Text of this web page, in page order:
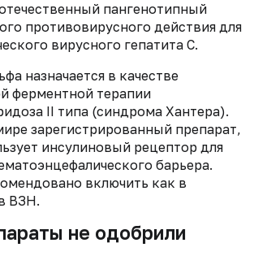
пангенотипный
противовирусного действия для
вирусного гепатита С.
назначается в качестве
ферментной терапии
II типа (синдрома Хантера).
зарегистрированный препарат,
инсулиновый рецептор для
барьера.
включить как в
ВЗН.
не одобрили